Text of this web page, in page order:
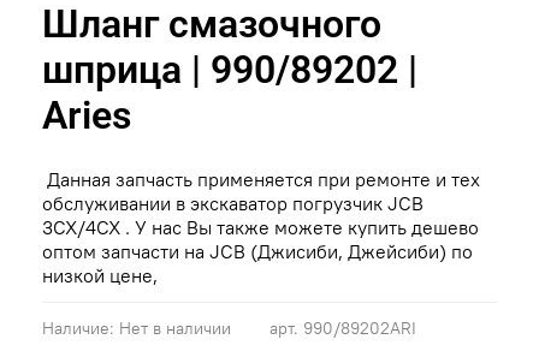
арт. 990/89202ARI
Наличие: Нет в наличии
Шланг смазочного
шприца | 990/89202 |
Aries
Данная запчасть применяется при ремонте и тех
обслуживании в экскаватор погрузчик JCB
3CX/4CX . У нас Вы также можете купить дешево
оптом запчасти на JCB (Джисиби, Джейсиби) по
низкой цене,